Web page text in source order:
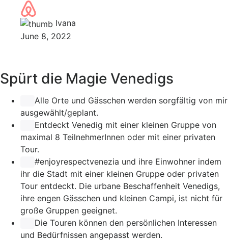
Ivana
June 8, 2022
Spürt die Magie Venedigs
Alle Orte und Gässchen werden sorgfältig von mir
ausgewählt/geplant.
Entdeckt Venedig mit einer kleinen Gruppe von
maximal 8 TeilnehmerInnen oder mit einer privaten
Tour.
#enjoyrespectvenezia und ihre Einwohner indem
ihr die Stadt mit einer kleinen Gruppe oder privaten
Tour entdeckt. Die urbane Beschaffenheit Venedigs,
ihre engen Gässchen und kleinen Campi, ist nicht für
große Gruppen geeignet.
Die Touren können den persönlichen Interessen
und Bedürfnissen angepasst werden.